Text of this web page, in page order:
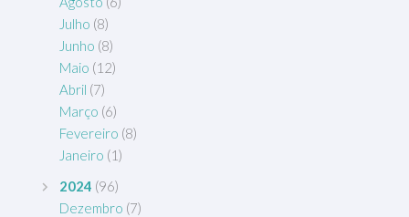
Julho (8)
Junho (8)
Maio (12)
Abril (7)
Março (6)
Fevereiro (8)
Janeiro (1)
2024 (96)
Dezembro (7)